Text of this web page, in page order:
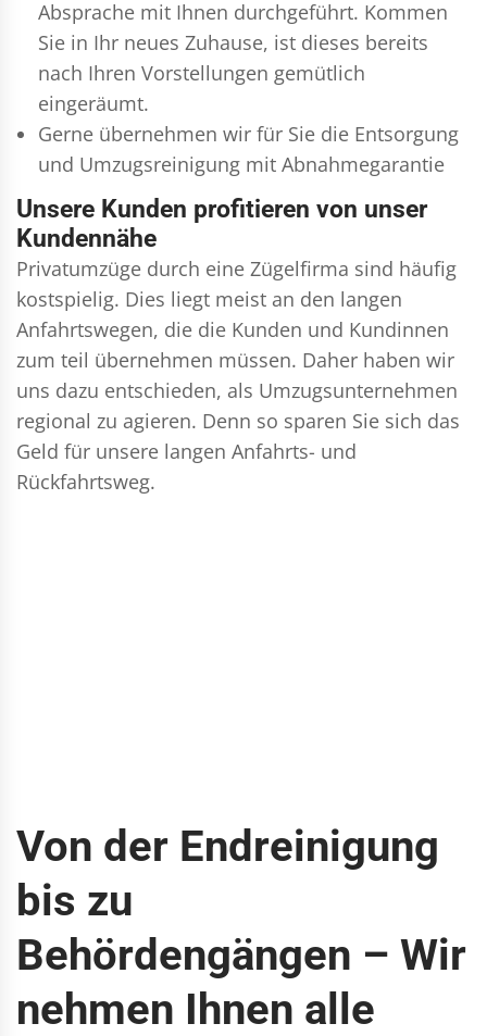
Absprache mit Ihnen durchgeführt. Kommen
Sie in Ihr neues Zuhause, ist dieses bereits
nach Ihren Vorstellungen gemütlich
eingeräumt.
Gerne übernehmen wir für Sie die Entsorgung
und Umzugsreinigung mit Abnahmegarantie
Unsere Kunden profitieren von unser
Kundennähe
Privatumzüge durch eine Zügelfirma sind häufig
kostspielig. Dies liegt meist an den langen
Anfahrtswegen, die die Kunden und Kundinnen
zum teil übernehmen müssen. Daher haben wir
uns dazu entschieden, als Umzugsunternehmen
regional zu agieren. Denn so sparen Sie sich das
Geld für unsere langen Anfahrts- und
Rückfahrtsweg.
Von der Endreinigung
bis zu
Behördengängen – Wir
nehmen Ihnen alle